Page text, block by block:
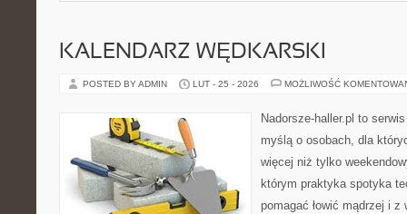
KALENDARZ WĘDKARSKI
POSTED BY ADMIN LUT - 25 - 2026 MOŻLIWOŚĆ
Nadorsze-haller.pl to
myślą o osobach, dla
więcej niż tylko
którym praktyka spotyka
pomagać łowić mądrzej i